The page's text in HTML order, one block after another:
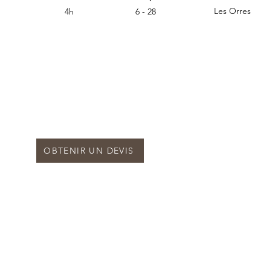
4h
6 - 28 Les Orres
OBTENIR UN DEVIS